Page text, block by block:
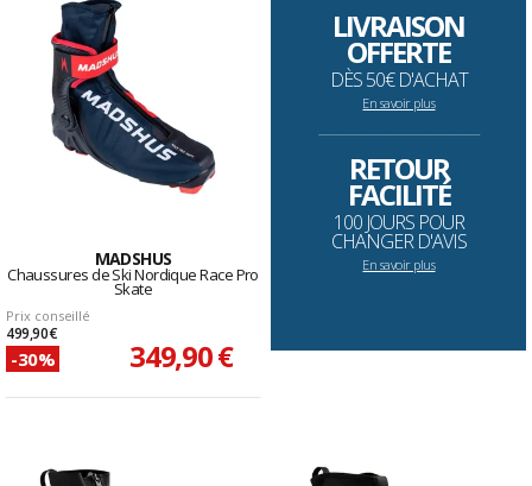
MADSHUS
Chaussures de Ski Nordique Race Pro
Skate
Prix conseillé
499,90 €
-30% 349,90 €
LIVRAISON
OFFERTE
DÈS 50€ D'ACHAT
En savoir plus
--------------------------------------------------------------------
RETOUR
FACILITÉ
100 JOURS POUR
CHANGER D'AVIS
En savoir plus